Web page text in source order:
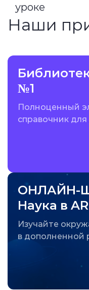
уроке
Наши
№1
Полноценный
справочник для
ОНЛАЙН-
Наука в AR
Изучайте
в дополненной